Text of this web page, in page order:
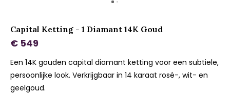
Capital Ketting - 1 Diamant 14K Goud
€ 549
Een 14K gouden capital diamant ketting voor een subtiele,
persoonlijke look. Verkrijgbaar in 14 karaat rosé-, wit- en
geelgoud.